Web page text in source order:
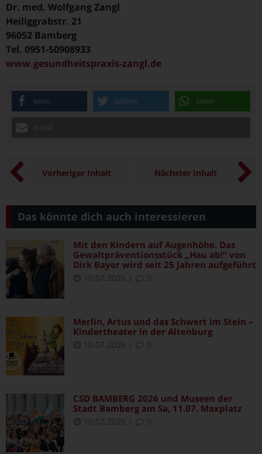
Dr. med. Wolfgang Zangl
Heiliggrabstr. 21
96052 Bamberg
Tel. 0951-50908933
www.gesundheitspraxis-zangl.de
teilen twittern teilen
Vorheriger Inhalt Nächster Inhalt
Das könnte dich auch interessieren
Mit den Kindern auf Augenhöhe. Das
Gewaltpräventionsstück „Hau ab!“ von
Dirk Bayer wird seit 25 Jahren aufgeführt
10.07.2026 0
Merlin, Artus und das Schwert im Stein –
Kindertheater in der Altenburg
10.07.2026 0
CSD BAMBERG 2026 und Museen der
Stadt Bamberg am Sa, 11.07. Maxplatz
10.07.2026 0